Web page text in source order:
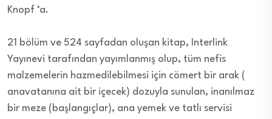
Knopf ‘a.
21 bölüm ve 524 sayfadan oluşan kitap, Interlink
Yayınevi tarafından yayımlanmış olup, tüm nefis
malzemelerin hazmedilebilmesi için cömert bir arak (
anavatanına ait bir içecek) dozuyla sunulan, inanılmaz
bir meze (başlangıçlar), ana yemek ve tatlı servisi